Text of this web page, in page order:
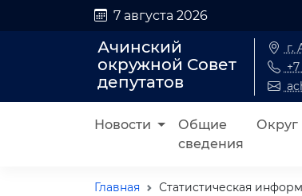
7 августа 2026
Ачинский
окружной Совет
депутатов
г.
Новости
Общие
сведения
Округ
Главная Статистическая